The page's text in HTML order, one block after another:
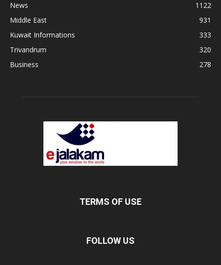
News
1122
Middle East
931
Kuwait Informations
333
Trivandrum
320
Business
278
TERMS OF USE
FOLLOW US